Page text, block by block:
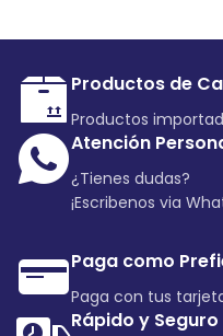
Productos de
Productos
Atención
¿Tienes dudas?
¡Escribenos via
Paga como
Paga con tus
Rápido y Seguro